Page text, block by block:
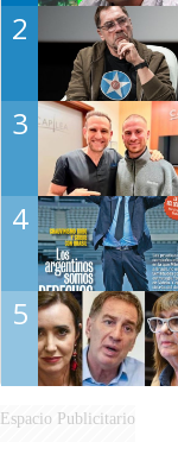
2
3
4
5
Espacio Publicitario